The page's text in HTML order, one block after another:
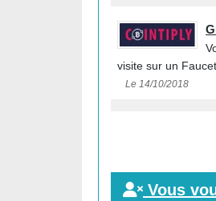
visite sur un
Le 14/10/2018
Vous